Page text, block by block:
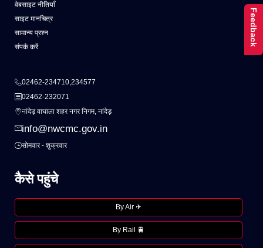
वेबसाइट नीतियाँ
साइट मानचित्र
सामान्य प्रश्न
संपर्क करें
02462-234710,234577
02462-232071
नांदेड़ वाघाला शहर नगर निगम, नांदेड़
info@nwcmc.gov.in
सोमवार - शुक्रवार
कैसे पहुंचे
By Air ✈
By Rail 🚆
Feedback